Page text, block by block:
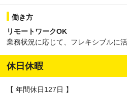
働き方
リモートワークOK
業務状況に応じて、フレキシブルに
休日休暇
【 年間休日127日 】